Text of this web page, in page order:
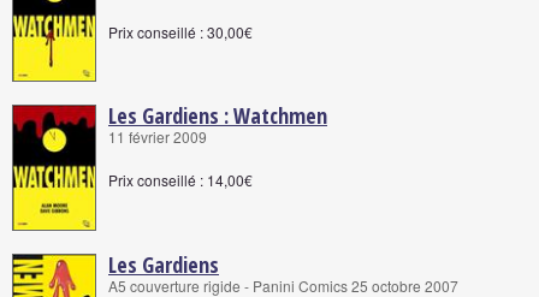
Prix conseillé : 30,00€
Les Gardiens : Watchmen
11 février 2009
Prix conseillé : 14,00€
Les Gardiens
A5 couverture rigide - Panini Comics 25 octobre 2007